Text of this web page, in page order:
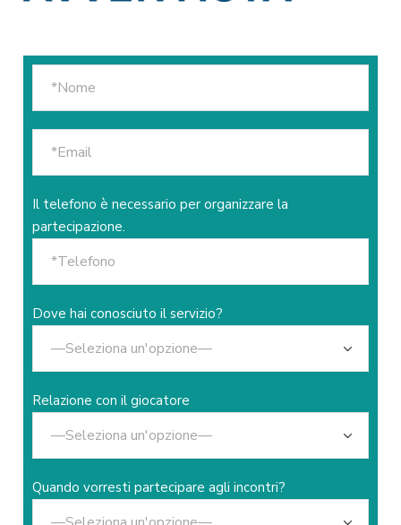
Il telefono è necessario per organizzare la
partecipazione.
Dove hai conosciuto il servizio?
Relazione con il giocatore
Quando vorresti partecipare agli incontri?